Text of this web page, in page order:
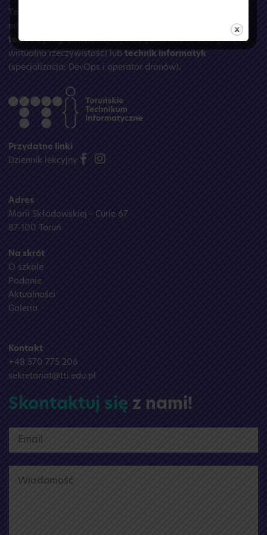
Toruńskie Technikum Informatyczne
młodzieżowa, w której zdobędziesz wymarzony zawód:
technik programista(specjalizacja: sztuczna inteligencja i
wirtualna rzeczywistość) lub technik informatyk
(specjalizacja: DevOps i operator dronów).
Przydatne linki
Dziennik lekcyjny
Adres
Marii Skłodowskiej - Curie 67
87-100 Toruń
Na skrót
O szkole
Podanie
Aktualności
Galeria
Kontakt
+48 570 775 206
sekretariat@tti.edu.pl
Skontaktuj się z nami!